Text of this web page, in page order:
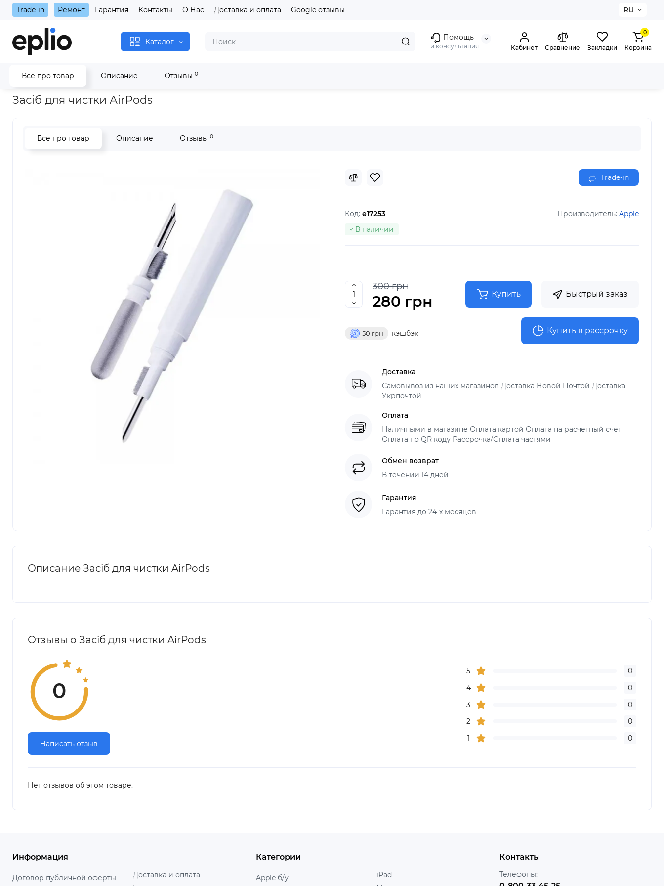
Trade-in Ремонт Гарантия Контакты О Нас Доставка и оплата Google отзывы RU
Каталог Помощь
и консультация Кабинет Сравнение Закладки
0
Корзина
Все про товар Описание Отзывы 0
Главная Засіб для чистки AirPods
Засіб для чистки AirPods
Все про товар Описание Отзывы 0
Trade-in
Код: e17253 Производитель: Apple
В наличии
300 грн
280 грн Купить Быстрый заказ
50 грн кэшбэк Купить в рассрочку
Доставка
Самовывоз из наших магазинов Доставка Новой Почтой Доставка
Укрпочтой
Оплата
Наличными в магазине Оплата картой Оплата на расчетный счет
Оплата по QR коду Рассрочка/Оплата частями
Обмен возврат
В течении 14 дней
Гарантия
Гарантия до 24-х месяцев
Описание Засіб для чистки AirPods
Отзывы о Засіб для чистки AirPods
0
Написать отзыв
5
0
4
0
3
0
2
0
1
0
Нет отзывов об этом товаре.
Информация
Договор публичной оферты
Доставка и оплата
Категории
Apple б/у
iPad
Контакты
Телефоны: